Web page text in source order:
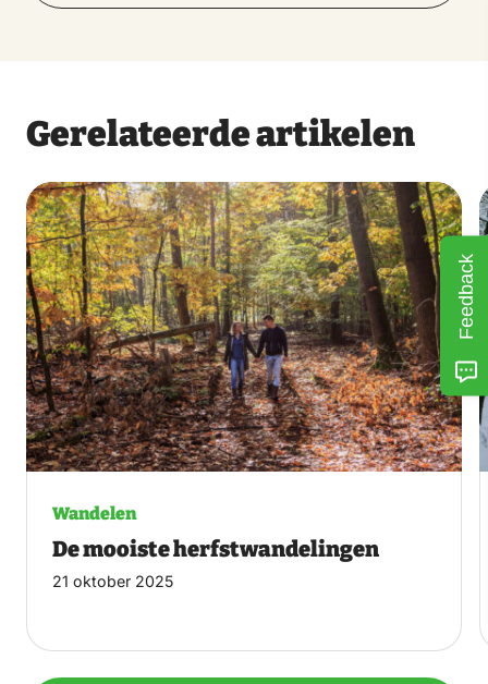
Gerelateerde artikelen
Wandelen
De mooiste herfstwandelingen
21 oktober 2025
Feedback